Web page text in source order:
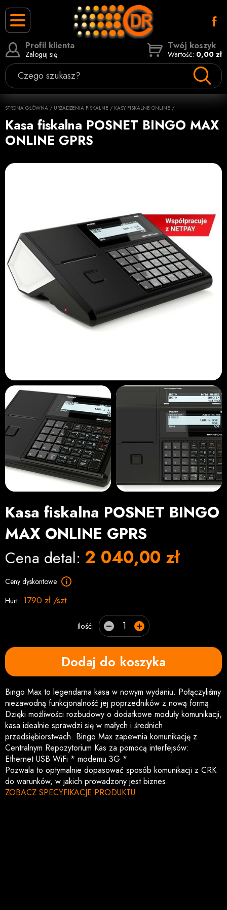
Czego szukasz?
Profil klienta
Zaloguj się
Twój koszyk
Wartość: 0,00 zł
STRONA GŁÓWNA / URZADZENIA FISKALNE / KASY FISKALNE ONLINE /
Kasa fiskalna POSNET BINGO MAX
ONLINE GPRS
Kasa fiskalna POSNET BINGO
MAX ONLINE GPRS
Cena detal: 2 040,00 zł
Ceny dyskontowe
Hurt: 1790 zł /szt
Ilość:
Dodaj do koszyka
Bingo Max to legendarna kasa w nowym wydaniu. Połączyliśmy
niezawodną funkcjonalność jej poprzedników z nową formą.
Dzięki możliwości rozbudowy o dodatkowe moduły komunikacji,
kasa idealnie sprawdzi się w małych i średnich
przedsiębiorstwach. Bingo Max zapewnia komunikację z
Centralnym Repozytorium Kas za pomocą interfejsów:
Ethernet USB WiFi * modemu 3G *
Pozwala to optymalnie dopasować sposób komunikacji z CRK
do warunków, w jakich prowadzony jest biznes.
ZOBACZ SPECYFIKACJE PRODUKTU